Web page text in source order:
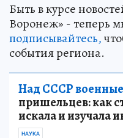
Быть в курсе
Воронеж» - теперь
подписывайтесь,
события региона.
Над СССР военные
пришельцев: как
искала и изучала
НАУКА